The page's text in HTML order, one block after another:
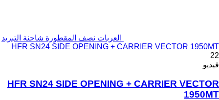
العربات نصف المقطورة شاحنة التبريد
HFR SN24 SIDE OPENING + CARRIER VECTOR 1950MT
22
فيديو
HFR SN24 SIDE OPENING + CARRIER VECTOR
1950MT